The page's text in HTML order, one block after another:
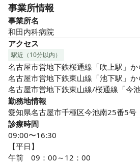
事業所情報
事業所名
和田内科病院
アクセス
駅近（10分以内）
名古屋市営地下鉄桜通線「吹上駅」
名古屋市営地下鉄東山線「池下駅」
名古屋市営地下鉄東山線/桜通線「今
勤務地情報
愛知県名古屋市千種区今池南25番5号
診療時間
09:00〜16:30
【平日】
午前　09：00～12：00